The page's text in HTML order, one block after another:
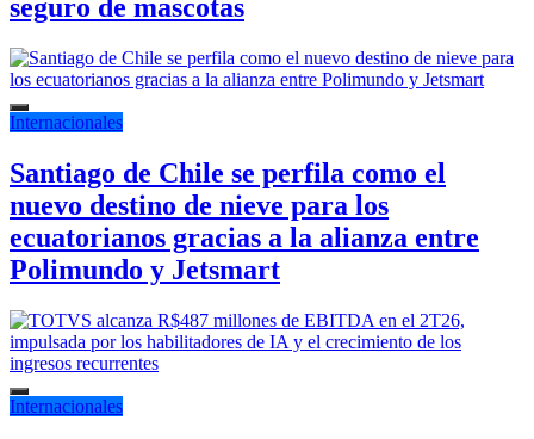
seguro de mascotas
Internacionales
Santiago de Chile se perfila como el
nuevo destino de nieve para los
ecuatorianos gracias a la alianza entre
Polimundo y Jetsmart
Internacionales